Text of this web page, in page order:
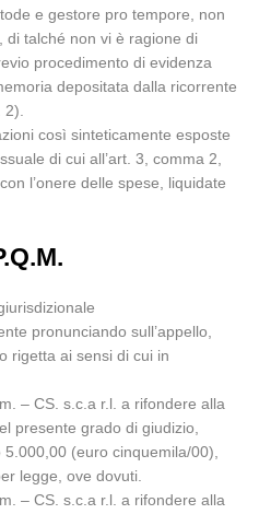
e gestore pro tempore, non
di talché non vi è ragione di
procedimento di evidenza
depositata dalla ricorrente
così sinteticamente esposte
di cui all’art. 3, comma 2,
l’onere delle spese, liquidate
pronunciando sull’appello,
rigetta ai sensi di cui in
– CS. s.c.a r.l. a rifondere alla
presente grado di giudizio,
(euro cinquemila/00),
legge, ove dovuti.
– CS. s.c.a r.l. a rifondere alla